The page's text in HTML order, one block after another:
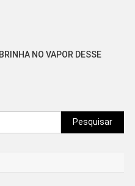
NO VAPOR DESSE
Pesquisar
por: